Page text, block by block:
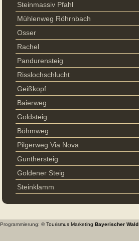
Steinmassiv Pfahl
Mühlenweg Röhrnbach
Osser
Rachel
Pandurensteig
Risslochschlucht
Geißkopf
Baierweg
Goldsteig
Böhmweg
Pilgerweg Via Nova
Gunthersteig
Goldener Steig
Steinklamm
Programmierung: ©Tourismus Marketing Bayerischer Wald